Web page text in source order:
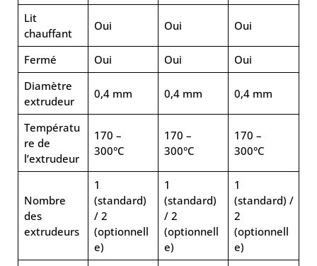
Lit
chauffant
Oui Oui Oui
Fermé Oui Oui
Oui
Diamètre
extrudeur
0,4 mm 0,4 mm 0,4 mm
Températu
re de
l’extrudeur
170 –
300°C
170 –
300°C
170 –
300°C
Nombre
des
extrudeurs
1
(standard)
/ 2
(optionnell
e)
1
(standard)
/ 2
(optionnell
e)
1
(standard) /
2
(optionnell
e)